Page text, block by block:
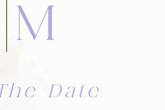
M
Date